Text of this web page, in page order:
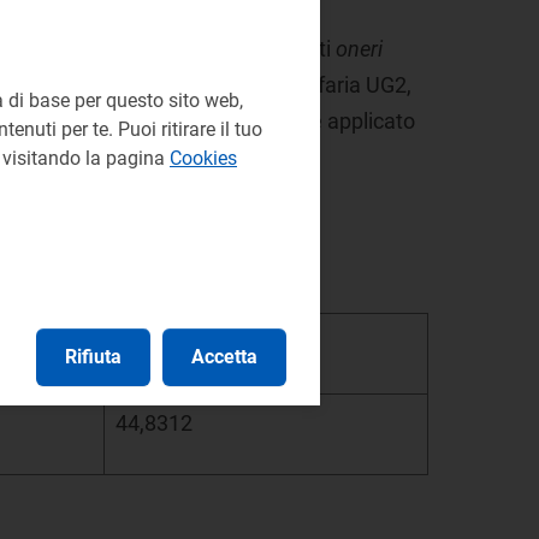
5% per il gas e azzerato i restanti oneri
negative della componente tariffaria UG2,
ridotta, pari al 35% del valore applicato
Euro/MWh
44,8312
base per questo sito web,
per te. Puoi ritirare il tuo
la pagina Cookies
Rifiuta Accetta